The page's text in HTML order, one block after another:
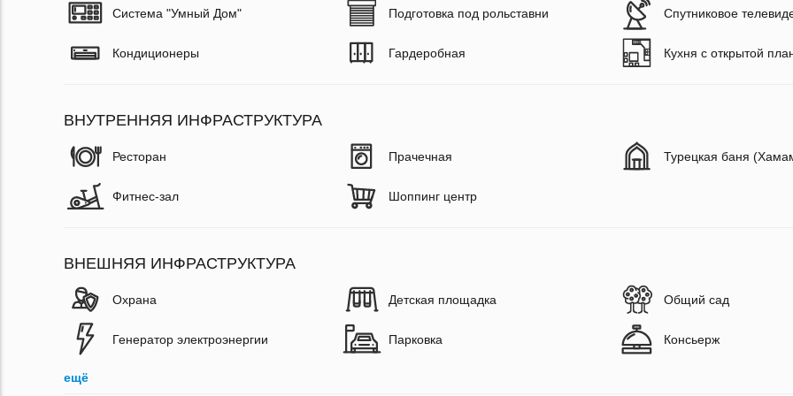
Система "Умный Дом" Подготовка под рольставни Спутниковое
Кондиционеры Гардеробная Кухня с открытой
ВНУТРЕННЯЯ ИНФРАСТРУКТУРА
Ресторан Прачечная Турецкая баня
Фитнес-зал Шоппинг центр
ВНЕШНЯЯ ИНФРАСТРУКТУРА
Охрана Детская площадка Общий сад
Генератор электроэнергии Парковка Консьерж
ещё